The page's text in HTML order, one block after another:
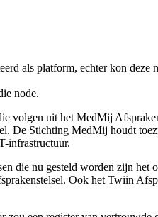
als platform, echter kon deze
node.
volgen uit het MedMij
De Stichting MedMij houdt
infrastructuur.
die nu gesteld worden zijn het
Ook het Twiin